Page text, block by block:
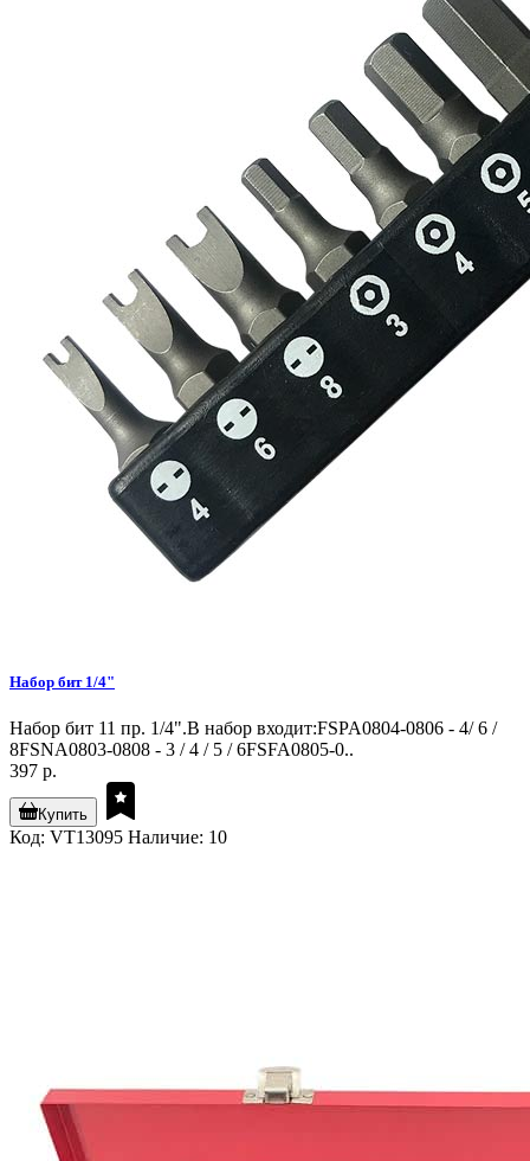
Набор бит 1/4"
Набор бит 11 пр. 1/4".В набор входит:FSPA0804-0806 - 4/ 6 /
8FSNA0803-0808 - 3 / 4 / 5 / 6FSFA0805-0..
397 р.
Купить
Код: VT13095 Наличие: 10